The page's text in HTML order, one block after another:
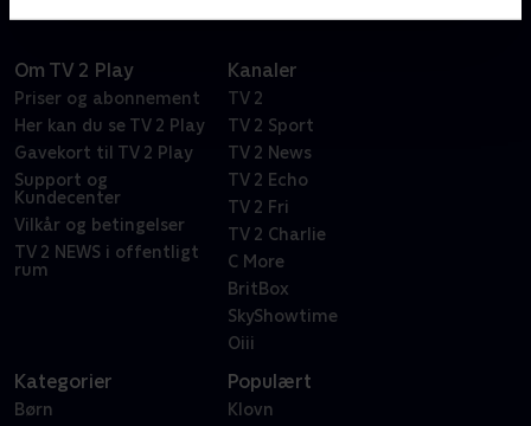
Om TV 2 Play
Priser og abonnement
Her kan du se TV 2 Play
Gavekort til TV 2 Play
Support og
Kundecenter
Vilkår og betingelser
TV 2 NEWS i offentligt
rum
Kanaler
TV 2
TV 2 Sport
TV 2 News
TV 2 Echo
TV 2 Fri
TV 2 Charlie
C More
BritBox
SkyShowtime
Oiii
Kategorier
Børn
Populært
Klovn